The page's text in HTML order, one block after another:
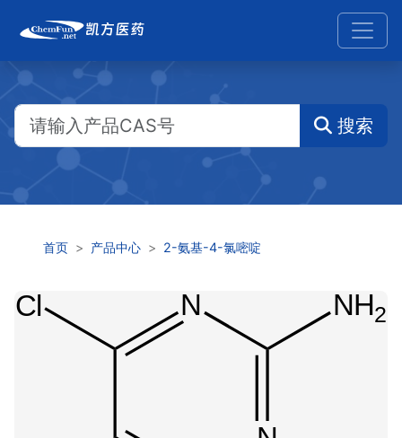
搜索
首页 产品中心 2-氨基-4-氯嘧啶